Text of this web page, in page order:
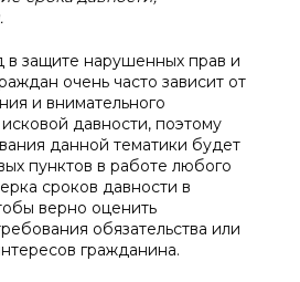
в защите нарушенных прав и
очень часто зависит от
и внимательного
давности, поэтому
данной тематики будет
пунктов в работе любого
сроков давности в
верно оценить
обязательства или
гражданина.